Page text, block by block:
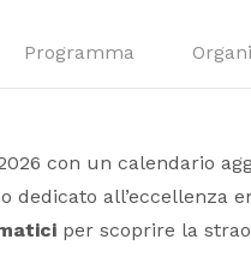
Programma
con un calendario
dedicato all’eccellenza
per scoprire la